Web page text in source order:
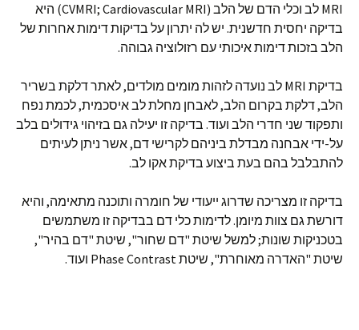
MRI לב וכלי הדם של הלב (CVMRI; Cardiovascular MRI) היא
בדיקה יחסית חדשנית. יש לה יתרון על בדיקות דימות אחרות של
הלב בזכות דימות איכותי עם רזולוציה גבוהה.
בדיקת MRI לב נועדה לזהות מומים מולדים, לאתר דלקת בשריר
הלב, דלקת בקרום הלב, לאבחן מחלת לב איסכמית, לכמת נפח
ותפקוד שני חדרי הלב ועוד. בדיקה זו יעילה גם בזיהוי גידולים בלב
על-ידי אבחנה מבדלת ביניהם לקרישי דם, אשר ניתן לעיתים
להתבלבל בהם בעת ביצוע בדיקת אקו לב.
בדיקה זו מצריכה שדרוג ייעודי של חומרה ותוכנה מתאימה, והיא
דורשת גם צוות מיומן. לדימות כלי דם בבדיקה זו משתמשים
בטכניקות שונות; למשל שיטת "דם שחור", שיטת "דם בהיר",
שיטת "האדרה מאוחרת", שיטת Phase Contrast ועוד.